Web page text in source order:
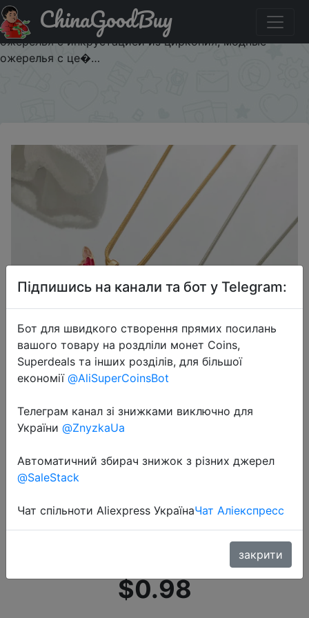
Придбати по знижці $1/1 Ожерелье с подвеской в виде
цветка, бабочки, капли, винтажные геометрические
ожерелья с инкрустацией из циркония, модные
ожерелья с це�…
ChinaGoodBuy
2022-06-29
Ожерелье с подвеской в виде
цветка, бабочки, капли,
винтажные геометрические
циркония, модные ожерелья с
$0.98
Підпишись на канали та бот у Telegram:
Бот для швидкого створення прямих посилань
вашого товару на роздліли монет Coins,
Superdeals та інших розділів, для більшої
економії @AliSuperCoinsBot
Телеграм канал зі знижками виключно для
України @ZnyzkaUa
Автоматичний збирач знижок з різних джерел
@SaleStack
Чат спільноти Aliexpress УкраїнаЧат Аліекспресс
закрити